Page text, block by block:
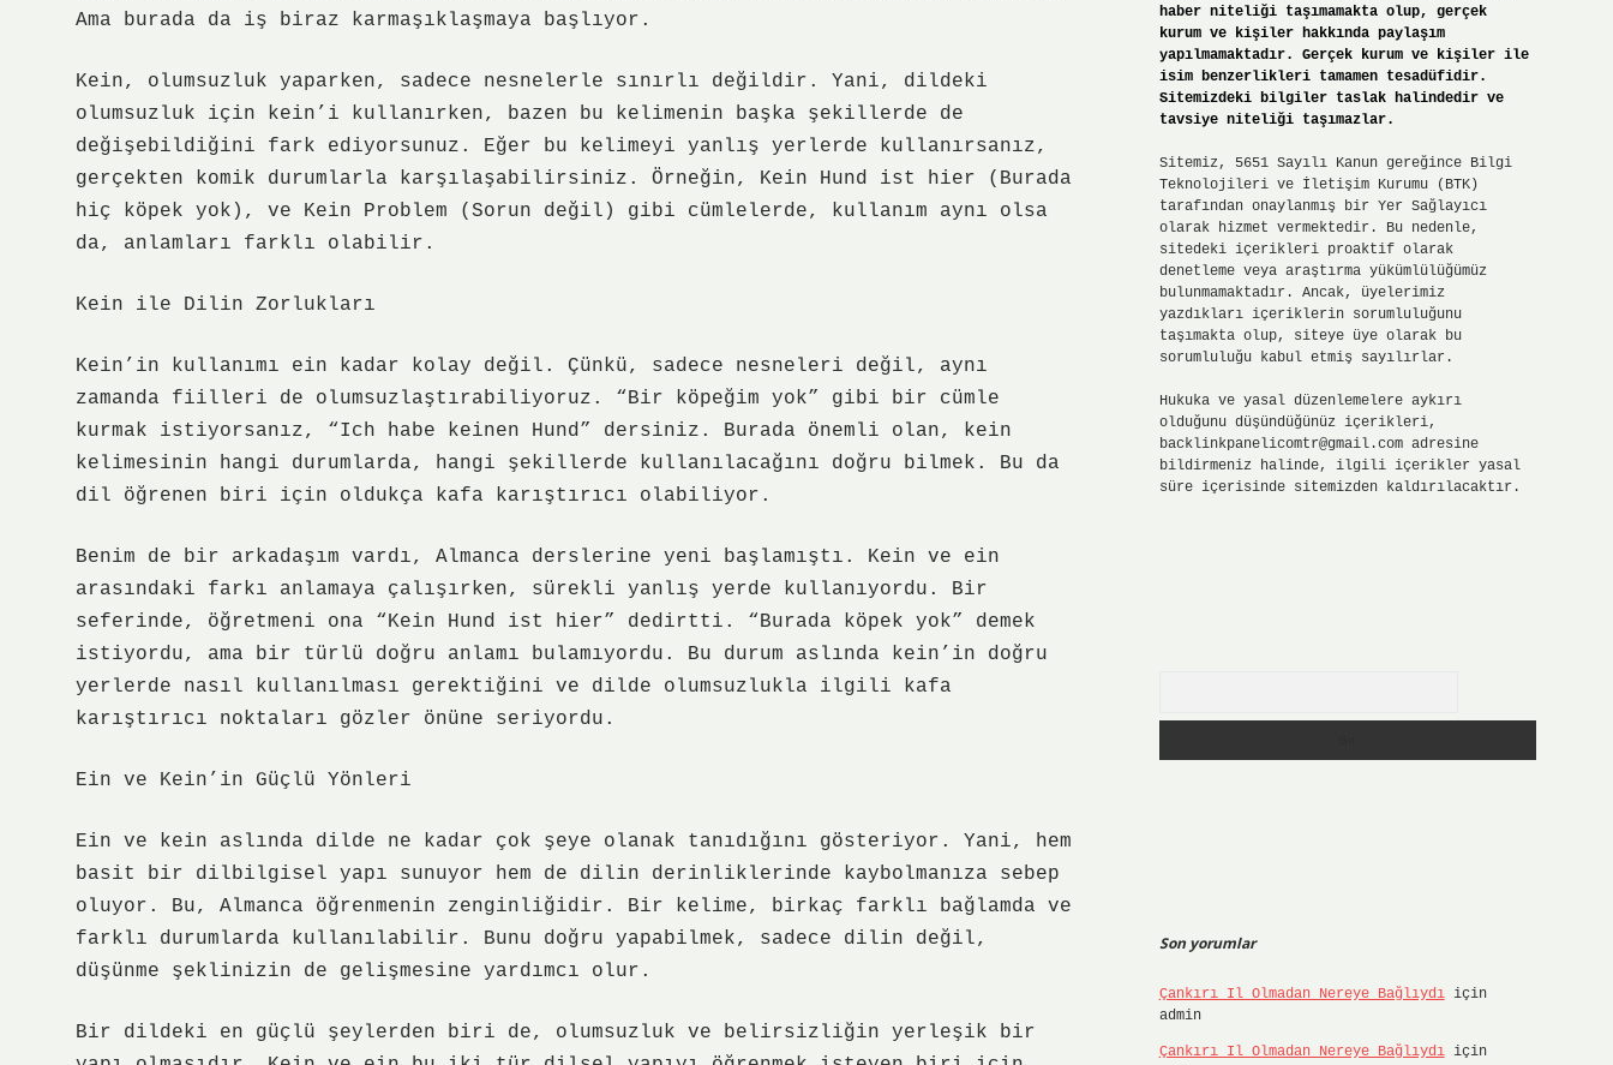
Ama burada da iş biraz karmaşıklaşmaya başlıyor.
Kein, olumsuzluk yaparken, sadece nesnelerle sınırlı değildir. Yani, dildeki
olumsuzluk için kein’i kullanırken, bazen bu kelimenin başka şekillerde de
değişebildiğini fark ediyorsunuz. Eğer bu kelimeyi yanlış yerlerde kullanırsanız,
gerçekten komik durumlarla karşılaşabilirsiniz. Örneğin, Kein Hund ist hier (Burada
hiç köpek yok), ve Kein Problem (Sorun değil) gibi cümlelerde, kullanım aynı olsa
da, anlamları farklı olabilir.
Kein ile Dilin Zorlukları
Kein’in kullanımı ein kadar kolay değil. Çünkü, sadece nesneleri değil, aynı
zamanda fiilleri de olumsuzlaştırabiliyoruz. “Bir köpeğim yok” gibi bir cümle
kurmak istiyorsanız, “Ich habe keinen Hund” dersiniz. Burada önemli olan, kein
kelimesinin hangi durumlarda, hangi şekillerde kullanılacağını doğru bilmek. Bu da
dil öğrenen biri için oldukça kafa karıştırıcı olabiliyor.
Benim de bir arkadaşım vardı, Almanca derslerine yeni başlamıştı. Kein ve ein
arasındaki farkı anlamaya çalışırken, sürekli yanlış yerde kullanıyordu. Bir
seferinde, öğretmeni ona “Kein Hund ist hier” dedirtti. “Burada köpek yok” demek
istiyordu, ama bir türlü doğru anlamı bulamıyordu. Bu durum aslında kein’in doğru
yerlerde nasıl kullanılması gerektiğini ve dilde olumsuzlukla ilgili kafa
karıştırıcı noktaları gözler önüne seriyordu.
Ein ve Kein’in Güçlü Yönleri
Ein ve kein aslında dilde ne kadar çok şeye olanak tanıdığını gösteriyor. Yani, hem
basit bir dilbilgisel yapı sunuyor hem de dilin derinliklerinde kaybolmanıza sebep
oluyor. Bu, Almanca öğrenmenin zenginliğidir. Bir kelime, birkaç farklı bağlamda ve
farklı durumlarda kullanılabilir. Bunu doğru yapabilmek, sadece dilin değil,
düşünme şeklinizin de gelişmesine yardımcı olur.
Bir dildeki en güçlü şeylerden biri de, olumsuzluk ve belirsizliğin yerleşik bir
haber niteliği taşımamakta olup, gerçek
kurum ve kişiler hakkında paylaşım
yapılmamaktadır. Gerçek kurum ve kişiler ile
isim benzerlikleri tamamen tesadüfidir.
Sitemizdeki bilgiler taslak halindedir ve
tavsiye niteliği taşımazlar.
Sitemiz, 5651 Sayılı Kanun gereğince Bilgi
Teknolojileri ve İletişim Kurumu (BTK)
tarafından onaylanmış bir Yer Sağlayıcı
olarak hizmet vermektedir. Bu nedenle,
sitedeki içerikleri proaktif olarak
denetleme veya araştırma yükümlülüğümüz
bulunmamaktadır. Ancak, üyelerimiz
yazdıkları içeriklerin sorumluluğunu
taşımakta olup, siteye üye olarak bu
sorumluluğu kabul etmiş sayılırlar.
Hukuka ve yasal düzenlemelere aykırı
olduğunu düşündüğünüz içerikleri,
backlinkpanelicomtr@gmail.comadresine
bildirmeniz halinde, ilgili içerikler yasal
süre içerisinde sitemizden kaldırılacaktır.
Son yorumlar
Çankırı Il Olmadan Nereye Bağlıydıiçin
admin
Çankırı Il Olmadan Nereye Bağlıydıiçin